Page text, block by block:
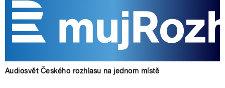
Audiosvět Českého rozhlasu na jednom místě